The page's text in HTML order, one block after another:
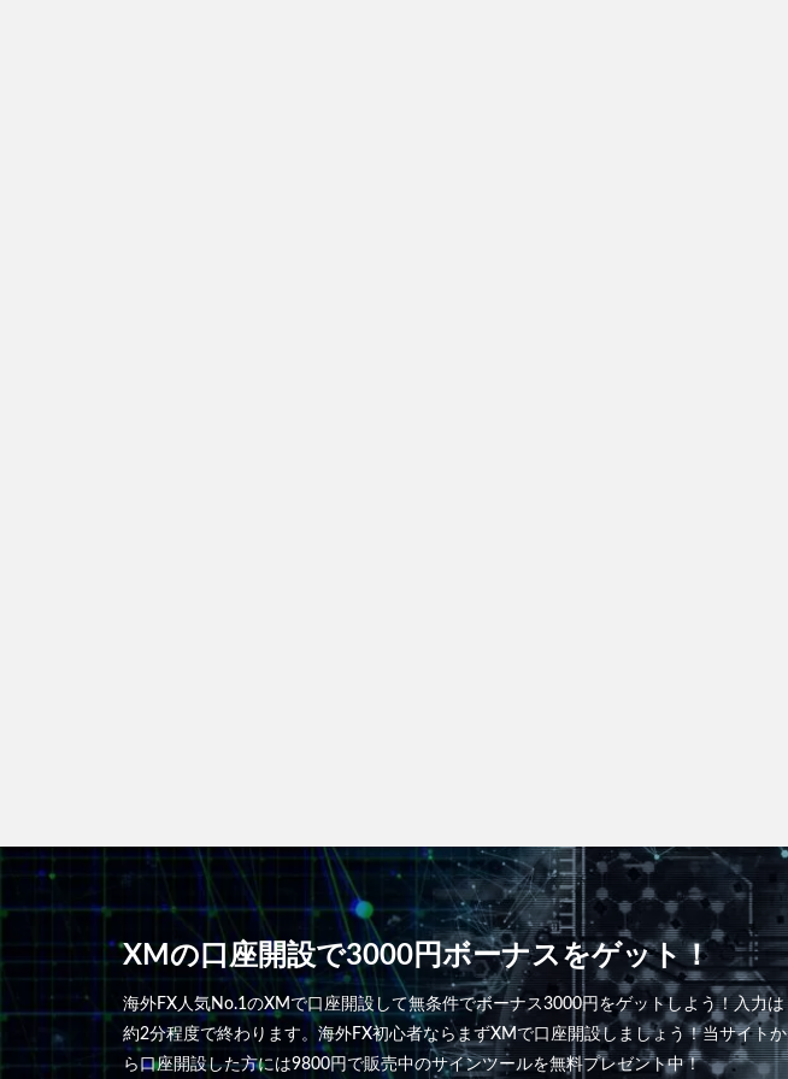
XMの口座開設で3000円ボーナスをゲット！
海外FX人気No.1のXMで口座開設して無条件でボーナス3000円をゲットしよう！入力は
約2分程度で終わります。海外FX初心者ならまずXMで口座開設しましょう！当サイトか
ら口座開設した方には9800円で販売中のサインツールを無料プレゼント中！